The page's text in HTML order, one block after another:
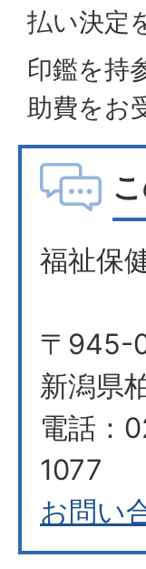
払い決定
印鑑を持
助費をお
福祉保
〒945-
新潟県
電話：
1077
お問い